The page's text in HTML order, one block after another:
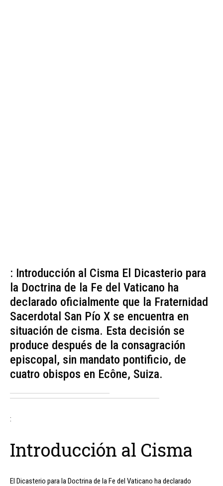
: Introducción al Cisma El Dicasterio para
la Doctrina de la Fe del Vaticano ha
declarado oficialmente que la Fraternidad
Sacerdotal San Pío X se encuentra en
situación de cisma. Esta decisión se
produce después de la consagración
episcopal, sin mandato pontificio, de
cuatro obispos en Ecône, Suiza.
:
Introducción al Cisma
El Dicasterio para la Doctrina de la Fe del Vaticano ha declarado